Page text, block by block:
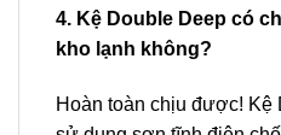
4. Kệ Double Deep có
kho lạnh không?
Hoàn toàn chịu được! Kệ